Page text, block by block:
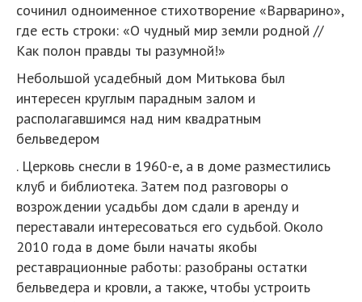
сочинил одноименное стихотворение «Варварино»,
где есть строки: «О чудный мир земли родной //
Как полон правды ты разумной!»
Небольшой усадебный дом Митькова был
интересен круглым парадным залом и
располагавшимся над ним квадратным
бельведером
. Церковь снесли в 1960-е, а в доме разместились
клуб и библиотека. Затем под разговоры о
возрождении усадьбы дом сдали в аренду и
переставали интересоваться его судьбой. Около
2010 года в доме были начаты якобы
реставрационные работы: разобраны остатки
бельведера и кровли, а также, чтобы устроить